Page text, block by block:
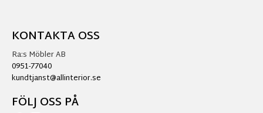
KONTAKTA OSS
Ra:s Möbler AB
0951-77040
kundtjanst@allinterior.se
FÖLJ OSS PÅ